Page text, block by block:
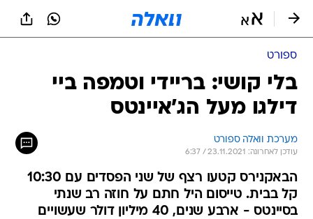
ספורט
בלי קושי: בריידי וטמפה ביי
דילגו מעל הג'איינטס
מערכת וואלה ספורט
עודכן לאחרונה: 23.11.2021 / 6:37
הבאקנירס קטעו רצף של שני הפסדים עם 10:30
קל בבית. טייסום היל חתם על חוזה רב שנתי
בסיינטס - ארבע שנים, 40 מיליון דולר שעשויים